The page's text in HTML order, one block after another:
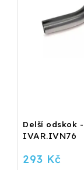
Delší odskok
IVAR.IVN76
293 Kč